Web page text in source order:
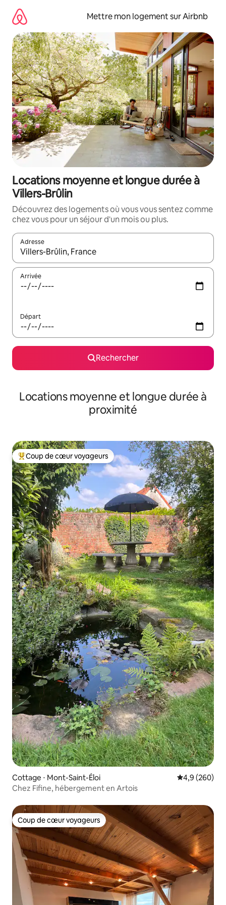
directement
contenu
Mettre mon logement sur Airbnb
Locations moyenne et longue durée à
Villers-Brûlin
Découvrez des logements où vous vous sentez comme
chez vous pour un séjour d'un mois ou plus.
Adresse
Lorsque les résultats s'affichent, utilisez les flèches vers le
Arrivée
Départ
Rechercher
Locations moyenne et longue durée à
proximité
Coups de cœur voyageurs les plus appréciés
Coup de cœur voyageurs
Cottage ⋅ Mont-Saint-Éloi Évaluation
4,9 (260)
Chez Fifine, hébergement en Artois
Coup de cœur voyageurs
Coup de cœur voyageurs